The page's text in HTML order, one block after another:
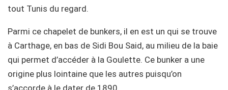
tout Tunis du regard.
Parmi ce chapelet de bunkers, il en est un qui se trouve
à Carthage, en bas de Sidi Bou Said, au milieu de la baie
qui permet d’accéder à la Goulette. Ce bunker a une
origine plus lointaine que les autres puisqu’on
s’accorde à le dater de 1890.